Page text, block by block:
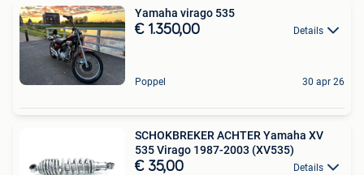
Yamaha virago 535
€ 1.350,00 Details
Poppel 30 apr 26
SCHOKBREKER ACHTER Yamaha XV
535 Virago 1987-2003 (XV535)
€ 35,00 Details